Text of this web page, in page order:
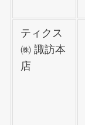
ティクス
㈱ 諏訪本
店